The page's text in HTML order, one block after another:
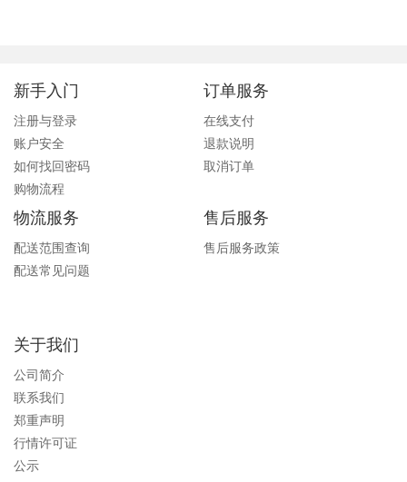
新手入门
注册与登录
账户安全
如何找回密码
购物流程
订单服务
在线支付
退款说明
取消订单
物流服务
配送范围查询
配送常见问题
售后服务
售后服务政策
关于我们
公司简介
联系我们
郑重声明
行情许可证
公示